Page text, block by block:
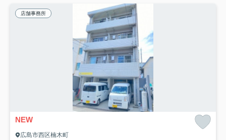
店舗事務所
NEW
広島市西区楠木町